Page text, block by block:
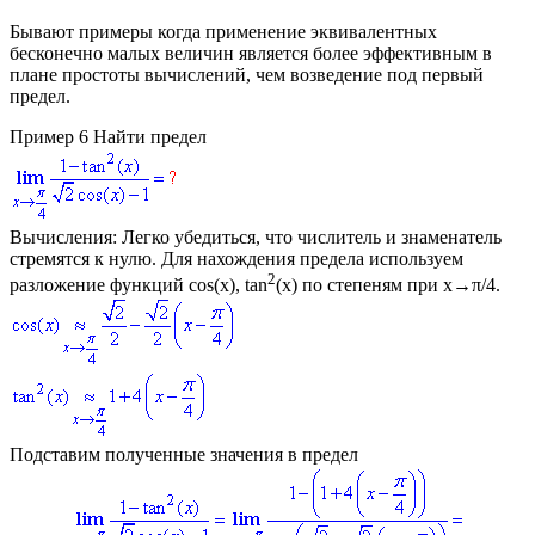
Бывают примеры когда применение эквивалентных
бесконечно малых величин является более эффективным в
плане простоты вычислений, чем возведение под первый
предел.
Пример 6 Найти предел
Вычисления: Легко убедиться, что числитель и знаменатель
стремятся к нулю. Для нахождения предела используем
разложение функций cos(x), tan2(x) по степеням при x→π/4.
Подставим полученные значения в предел